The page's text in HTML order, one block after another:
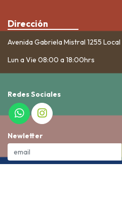
Dirección
Avenida Gabriela Mistral 1255
Lun a Vie 08:00 a 18:00hrs
Redes Sociales
Newletter